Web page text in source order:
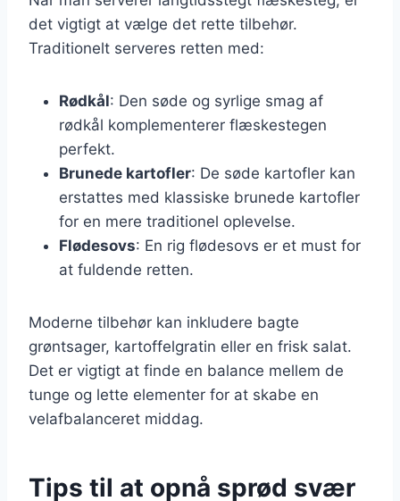
det vigtigt at vælge det rette tilbehør.
Traditionelt serveres retten med:
Rødkål: Den søde og syrlige smag af
rødkål komplementerer flæskestegen
perfekt.
Brunede kartofler: De søde kartofler kan
erstattes med klassiske brunede kartofler
for en mere traditionel oplevelse.
Flødesovs: En rig flødesovs er et must for
at fuldende retten.
Moderne tilbehør kan inkludere bagte
grøntsager, kartoffelgratin eller en frisk salat.
Det er vigtigt at finde en balance mellem de
tunge og lette elementer for at skabe en
velafbalanceret middag.
Tips til at opnå sprød svær